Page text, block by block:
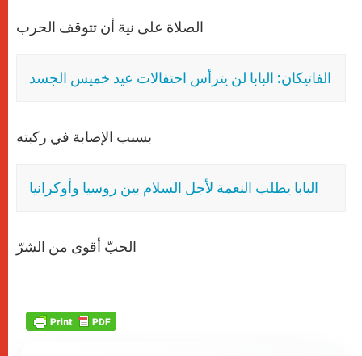
الصلاة على نية أن تتوقف الحرب
الفاتيكان: البابا لن يترأس احتفالات عيد خميس الجسد
بسبب الإصابة في ركبته
البابا يطلب النعمة لأجل السلام بين روسيا وأوكرانيا
الحبّ أقوى من الشرّ